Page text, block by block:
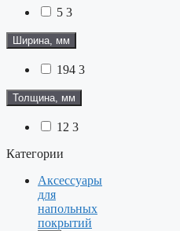
5 3
Ширина, мм
194 3
Толщина, мм
12 3
Категории
Аксессуары
для
напольных
покрытий